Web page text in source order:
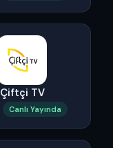
Çiftçi TV
Canlı Yayında